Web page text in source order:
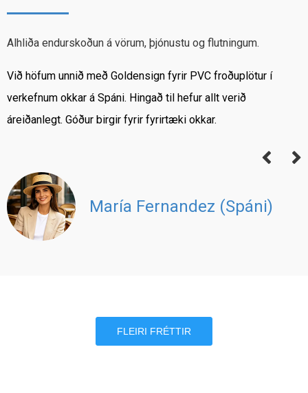
Alhliða endurskoðun á vörum, þjónustu og flutningum.
Gæði eru í samræmi og efnið er auðvelt í notkun fyrir skápa-
og skreytingarvinnu.
Engin stór vandamál og afhending er á réttum tíma.
Ahmed E. (Egyptaland)
FLEIRI FRÉTTIR